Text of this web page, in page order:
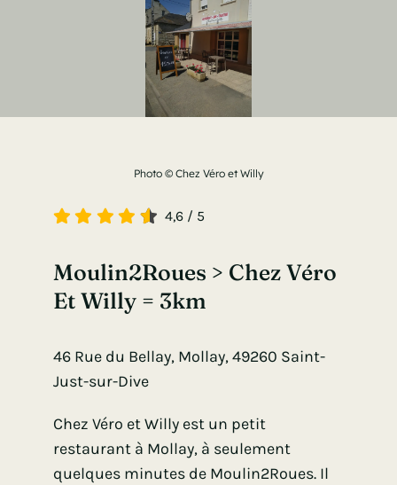
Photo © Chez Véro et Willy
4,6 / 5
Moulin2Roues > Chez Véro
Et Willy = 3km
46 Rue du Bellay, Mollay, 49260 Saint-
Just-sur-Dive
Chez Véro et Willy est un petit
restaurant à Mollay, à seulement
quelques minutes de Moulin2Roues. Il